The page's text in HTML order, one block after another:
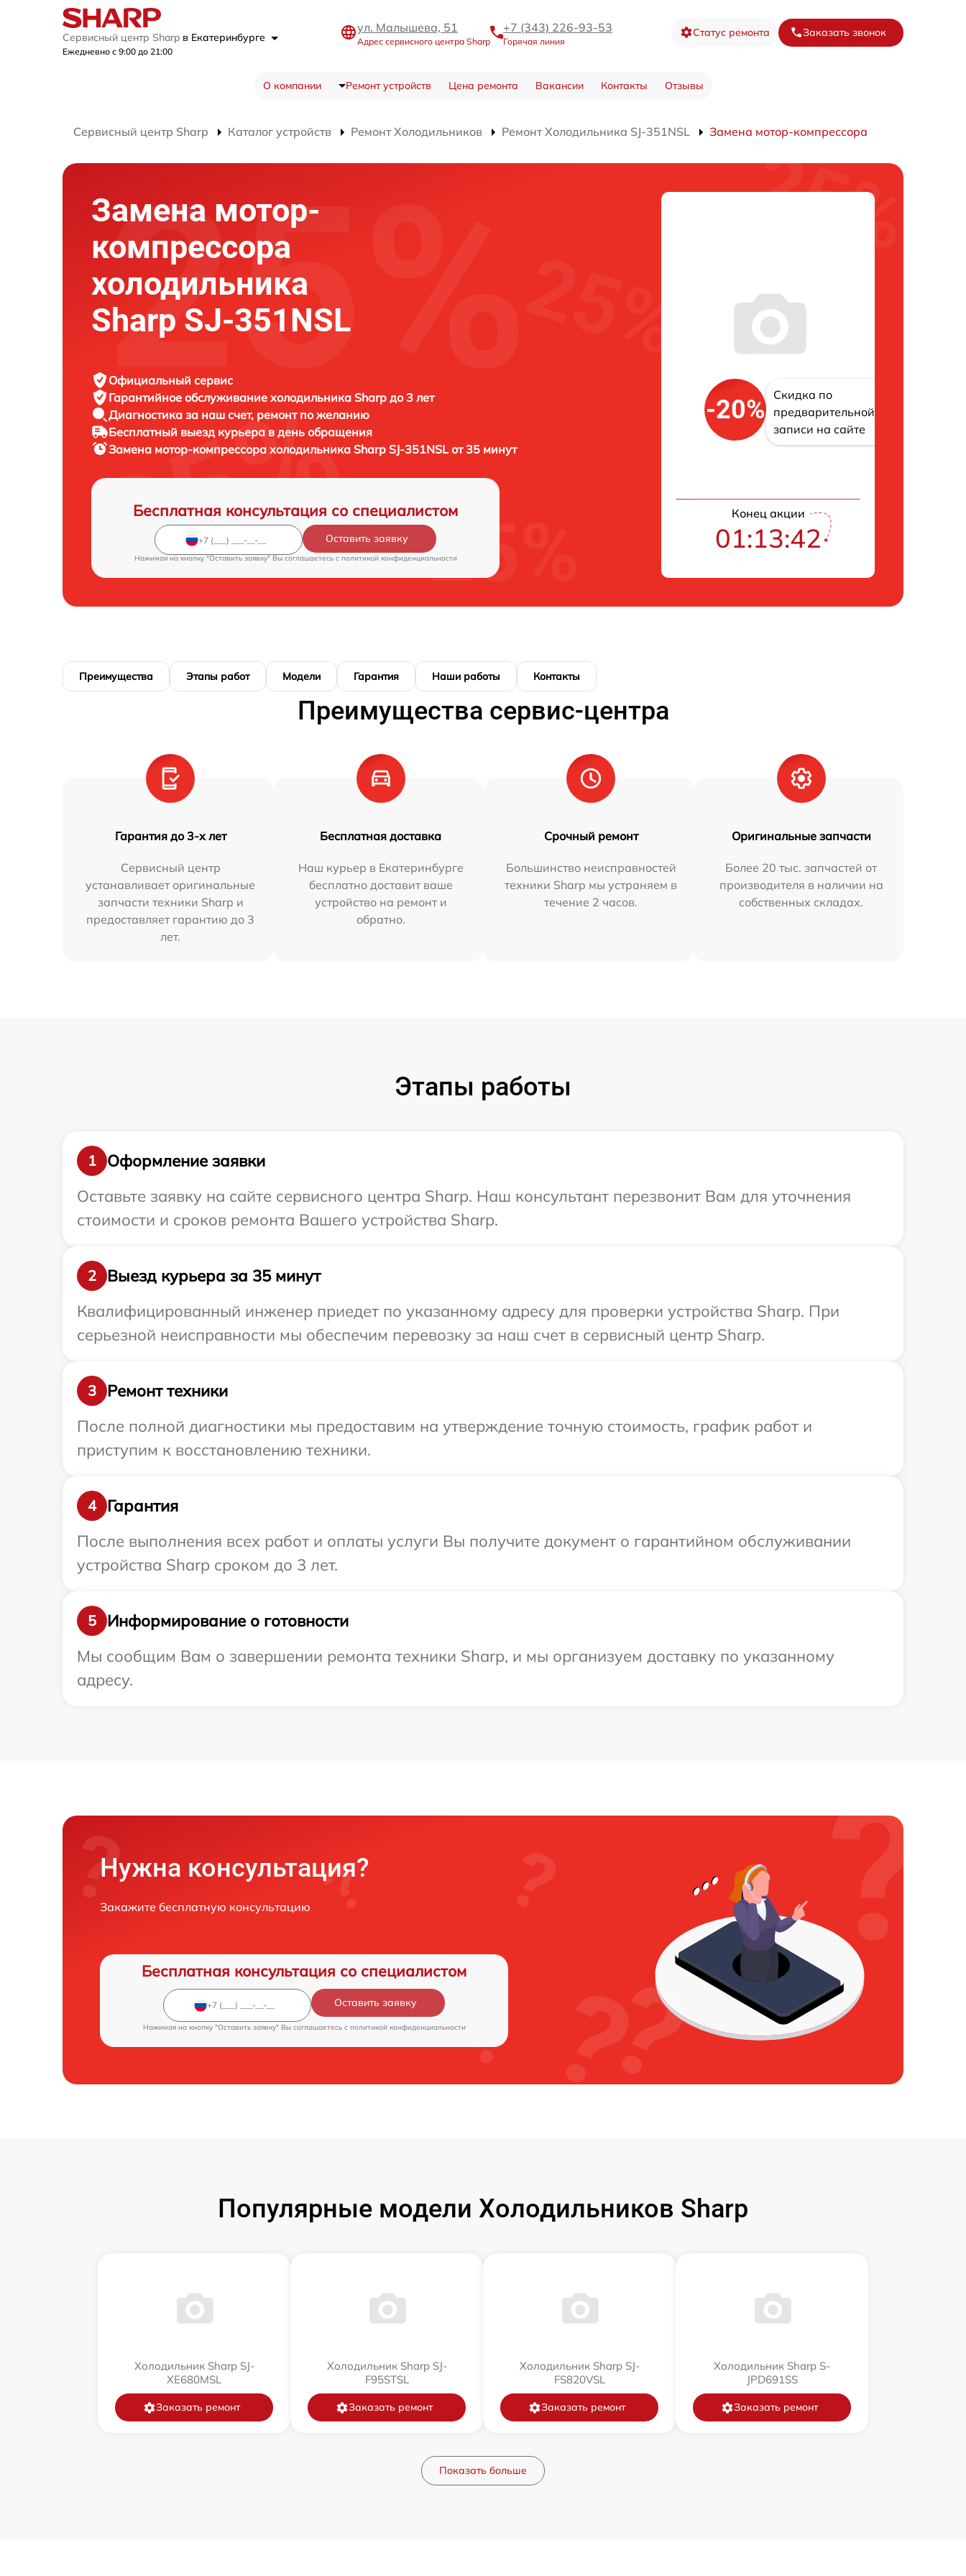
Сервисный центр Sharp в Екатеринбурге
Ежедневно с 9:00 до 21:00
ул. Малышева, 51
Адрес сервисного центра Sharp
+7 (343) 226-93-53
Горячая линия
Статус ремонта Заказать звонок
О компании Ремонт устройств Цена ремонта Вакансии Контакты Отзывы
Сервисный центр Sharp Каталог устройств Ремонт Холодильников Ремонт Холодильника SJ-351NSL Замена мотор-компрессора
Замена мотор-
компрессора
холодильника
Sharp SJ-351NSL
Официальный сервис
Гарантийное обслуживание холодильника Sharp до 3 лет
Диагностика за наш счет, ремонт по желанию
Бесплатный выезд курьера в день обращения
Замена мотор-компрессора холодильника Sharp SJ-351NSL от 35 минут
Бесплатная консультация со специалистом
Оставить заявку
Нажимая на кнопку "Оставить заявку" Вы соглашаетесь c политикой конфиденциальности
-20%
Скидка по
предварительной
записи на сайте
Конец акции
01:13:41
Преимущества Этапы работ Модели Гарантия Наши работы Контакты
Преимущества сервис-центра
Гарантия до 3-х лет
Сервисный центр
устанавливает оригинальные
запчасти техники Sharp и
предоставляет гарантию до 3
лет.
Бесплатная доставка
Наш курьер в Екатеринбурге
бесплатно доставит ваше
устройство на ремонт и
обратно.
Срочный ремонт
Большинство неисправностей
техники Sharp мы устраняем в
течение 2 часов.
Оригинальные запчасти
Более 20 тыс. запчастей от
производителя в наличии на
собственных складах.
Этапы работы
1
Оформление заявки
Оставьте заявку на сайте сервисного центра Sharp. Наш консультант перезвонит Вам для уточнения
стоимости и сроков ремонта Вашего устройства Sharp.
2
Выезд курьера за 35 минут
Квалифицированный инженер приедет по указанному адресу для проверки устройства Sharp. При
серьезной неисправности мы обеспечим перевозку за наш счет в сервисный центр Sharp.
3
Ремонт техники
После полной диагностики мы предоставим на утверждение точную стоимость, график работ и
приступим к восстановлению техники.
4
Гарантия
После выполнения всех работ и оплаты услуги Вы получите документ о гарантийном обслуживании
устройства Sharp сроком до 3 лет.
5
Информирование о готовности
Мы сообщим Вам о завершении ремонта техники Sharp, и мы организуем доставку по указанному
адресу.
Нужна консультация?
Закажите бесплатную консультацию
Бесплатная консультация со специалистом
Оставить заявку
Нажимая на кнопку "Оставить заявку" Вы соглашаетесь c политикой конфиденциальности
Популярные модели Холодильников Sharp
Холодильник Sharp SJ-
XE680MSL
Заказать ремонт
Холодильник Sharp SJ-
F95STSL
Заказать ремонт
Холодильник Sharp SJ-
FS820VSL
Заказать ремонт
Холодильник Sharp S-
JPD691SS
Заказать ремонт
Показать больше